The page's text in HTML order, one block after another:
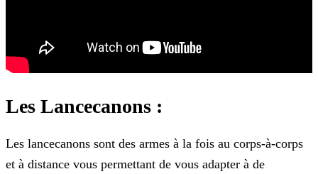
Les Lancecanons :
Les lancecanons sont des armes à la fois au corps-à-corps
et à distance vous permettant de vous adapter à de